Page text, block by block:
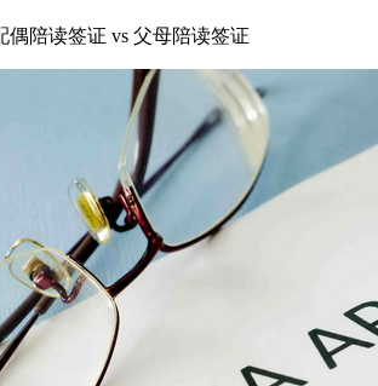
偶陪读签证 vs 父母陪读签证